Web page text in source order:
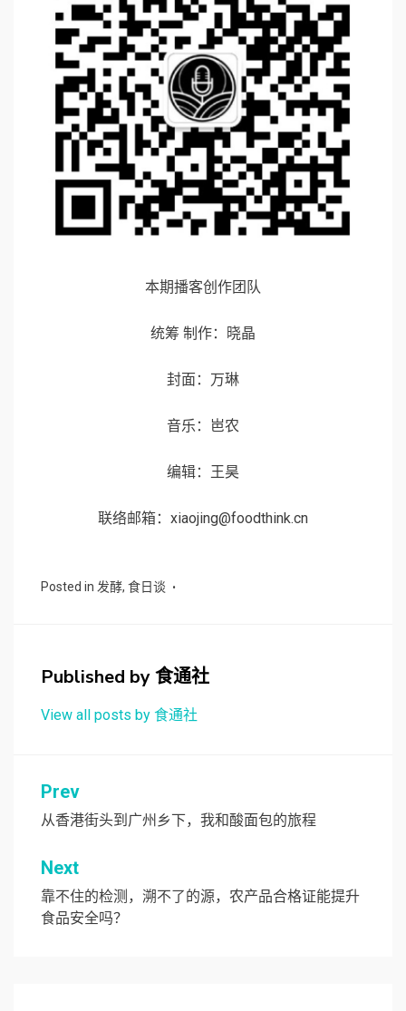
本期播客创作团队
统筹 制作：晓晶
封面：万琳
音乐：岜农
编辑：王昊
联络邮箱：xiaojing@foodthink.cn
Posted in 发酵, 食日谈
Published by食通社
View all posts by 食通社
文
章
导
航
Prev
从香港街头到广州乡下，我和酸面包的旅程
Next
靠不住的检测，溯不了的源，农产品合格证能提升
食品安全吗？